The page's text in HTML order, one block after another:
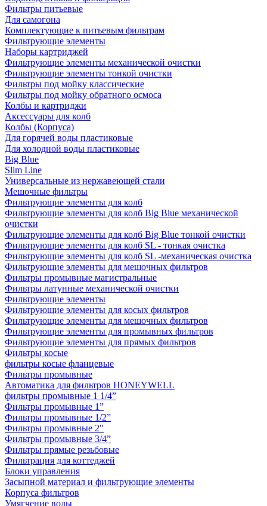
Фильтры питьевые
Для самогона
Комплектующие к питьевым фильтрам
Фильтрующие элементы
Наборы картриджей
Фильтрующие элементы механической очистки
Фильтрующие элементы тонкой очистки
Фильтры под мойку классические
Фильтры под мойку обратного осмоса
Колбы и картриджи
Аксессуары для колб
Колбы (Корпуса)
Для горячей воды пластиковые
Для холодной воды пластиковые
Big Blue
Slim Line
Универсальные из нержавеющей стали
Мешочные фильтры
Фильтрующие элементы для колб
Фильтрующие элементы для колб Big Blue механической
очистки
Фильтрующие элементы для колб Big Blue тонкой очистки
Фильтрующие элементы для колб SL - тонкая очистка
Фильтрующие элементы для колб SL -механическая очистка
Фильтрующие элементы для мешочных фильтров
Фильтры промывные магистральные
Фильтры латунные механической очистки
Фильтрующие элементы
Фильтрующие элементы для косых фильтров
Фильтрующие элементы для мешочных фильтров
Фильтрующие элементы для промывных фильтров
Фильтрующие элементы для прямых фильтров
Фильтры косые
фильтры косые фланцевые
Фильтры промывные
Автоматика для фильтров HONEYWELL
фильтры промывные 1 1/4”
Фильтры промывные 1”
Фильтры промывные 1/2”
Фильтры промывные 2"
Фильтры промывные 3/4”
Фильтры прямые резьбовые
Фильтрация для коттеджей
Блоки управления
Засыпной материал и фильтрующие элементы
Корпуса фильтров
Умягчение воды